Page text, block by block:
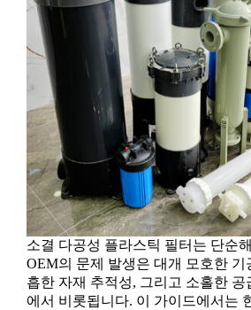
소결 다공성 플라스틱 필터는 단순
OEM의 문제 발생은 대개 모호한 기
흡한 자재 추적성, 그리고 소홀한 공
에서 비롯됩니다. 이 가이드에서는